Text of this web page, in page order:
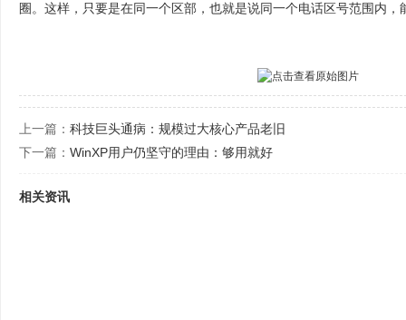
圈。这样，只要是在同一个区部，也就是说同一个电话区号范围内，
上一篇： 科技巨头通病：规模过大核心产品老旧
下一篇： WinXP用户仍坚守的理由：够用就好
相关资讯